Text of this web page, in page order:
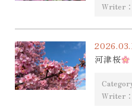
Writer：
河津桜
Writer：